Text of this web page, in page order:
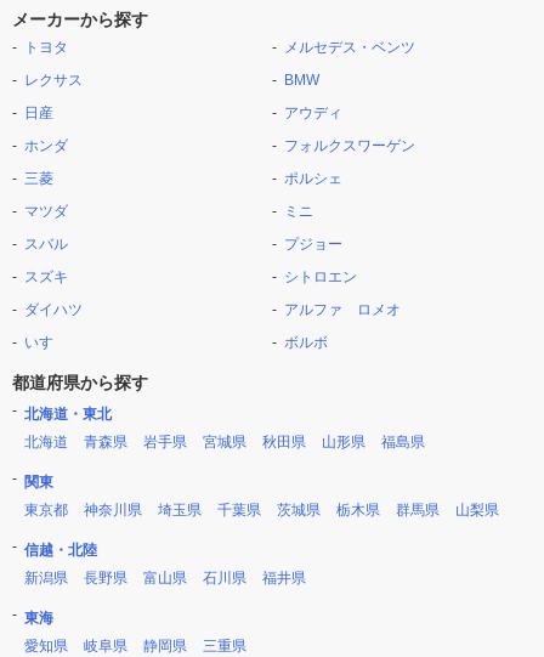
メーカーから探す
トヨタ
レクサス
日産
ホンダ
三菱
マツダ
スバル
スズキ
ダイハツ
いすゞ
メルセデス・ベンツ
BMW
アウディ
フォルクスワーゲン
ポルシェ
ミニ
プジョー
シトロエン
アルファ ロメオ
ボルボ
都道府県から探す
北海道・東北
北海道
青森県 岩手県 宮城県 秋田県 山形県 福島県
関東
東京都
神奈川県 埼玉県 千葉県 茨城県 栃木県 群馬県 山梨県
信越・北陸
新潟県
長野県 富山県 石川県 福井県
東海
愛知県
岐阜県 静岡県 三重県